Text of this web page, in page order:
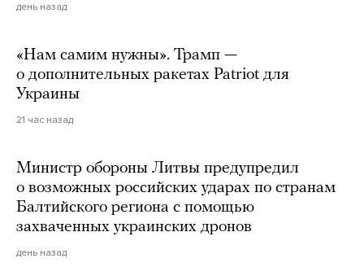
день назад
«Нам самим нужны». Трамп —
о дополнительных ракетах Patriot для
Украины
21 час назад
Министр обороны Литвы предупредил
о возможных российских ударах по странам
Балтийского региона с помощью
захваченных украинских дронов
день назад